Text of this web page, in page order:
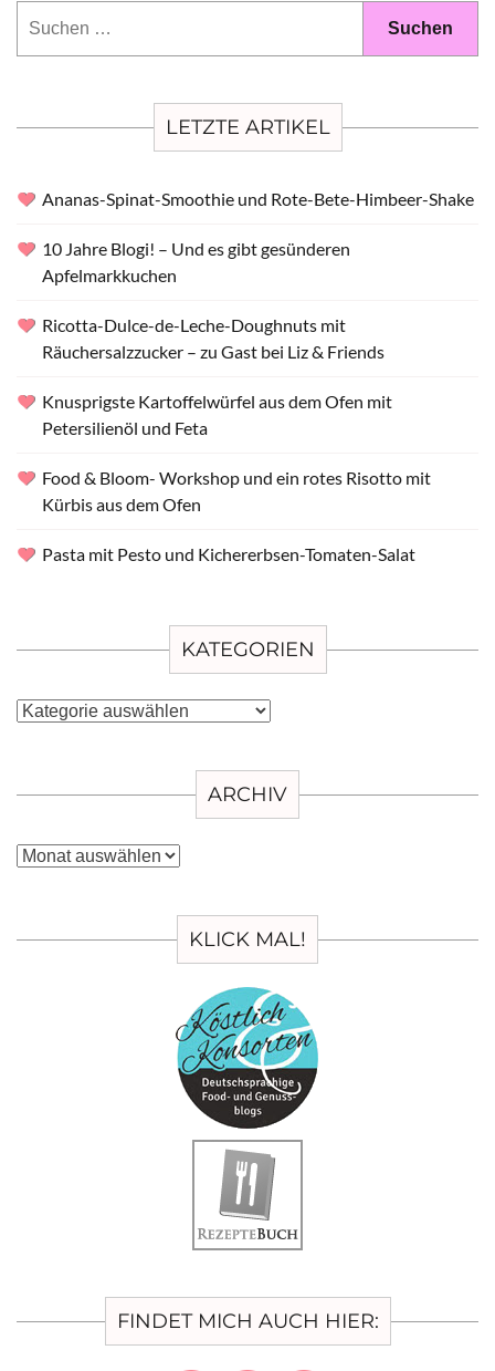
LETZTE ARTIKEL
Ananas-Spinat-Smoothie und Rote-Bete-Himbeer-Shake
10 Jahre Blogi! – Und es gibt gesünderen
Apfelmarkkuchen
Ricotta-Dulce-de-Leche-Doughnuts mit
Räuchersalzzucker – zu Gast bei Liz & Friends
Knusprigste Kartoffelwürfel aus dem Ofen mit
Petersilienöl und Feta
Food & Bloom- Workshop und ein rotes Risotto mit
Kürbis aus dem Ofen
Pasta mit Pesto und Kichererbsen-Tomaten-Salat
KATEGORIEN
Kategorien
ARCHIV
Archiv
KLICK MAL!
FINDET MICH AUCH HIER: